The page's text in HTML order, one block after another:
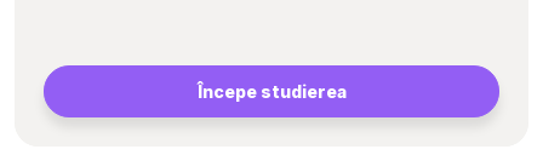
Începe studierea